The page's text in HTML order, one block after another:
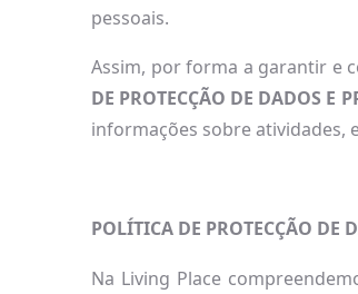
pessoais.
Assim, por forma a garantir e
DE PROTECÇÃO DE DADOS E
informações sobre atividades,
POLÍTICA DE PROTECÇÃO DE
Na Living Place